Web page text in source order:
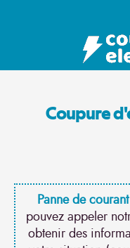
Coupure
Panne de
pouvez appeler
obtenir des